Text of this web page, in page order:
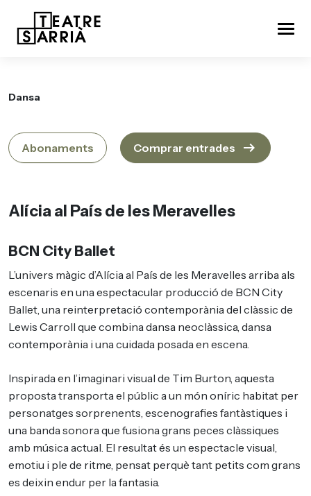
Dansa
Abonaments Comprar entrades arrow_right_alt
Alícia al País de les Meravelles
BCN City Ballet
L’univers màgic d’Alícia al País de les Meravelles arriba als
escenaris en una espectacular producció de BCN City
Ballet, una reinterpretació contemporània del clàssic de
Lewis Carroll que combina dansa neoclàssica, dansa
contemporània i una cuidada posada en escena.
Inspirada en l’imaginari visual de Tim Burton, aquesta
proposta transporta el públic a un món oníric habitat per
personatges sorprenents, escenografies fantàstiques i
una banda sonora que fusiona grans peces clàssiques
amb música actual. El resultat és un espectacle visual,
emotiu i ple de ritme, pensat perquè tant petits com grans
es deixin endur per la fantasia.